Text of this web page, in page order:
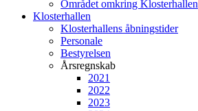
Området omkring Klosterhallen
Klosterhallen
Klosterhallens åbningstider
Personale
Bestyrelsen
Årsregnskab
2021
2022
2023